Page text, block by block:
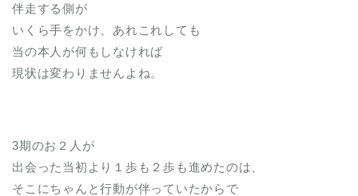
伴走する側が
いくら手をかけ、あれこれしても
当の本人が何もしなければ
現状は変わりませんよね。
3期のお２人が
出会った当初より１歩も２歩も進めたのは、
そこにちゃんと行動が伴っていたからで